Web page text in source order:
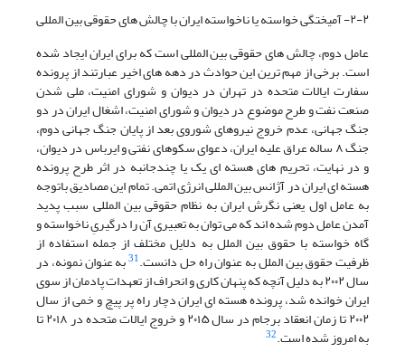
۲-۲- آمیختگی خواسته یا ناخواسته ایران با چالش های حقوقی بین المللی
عامل دوم، چالش های حقوقی بین المللی است که برای ایران ایجاد شده
است. برخی از مهم ترین این حوادث در دهه های اخیر عبارتند از پرونده
سفارت ایالات متحده در تهران در دیوان و شورای امنیت، ملی شدن
صنعت نفت و طرح موضوع در دیوان و شورای امنیت، اشغال ایران در دو
جنگ جهانی، عدم خروج نیروهای شوروی بعد از پایان جنگ جهانی دوم،
جنگ ۸ ساله عراق علیه ایران، دعوای سکوهای نفتی و ایرباس در دیوان،
و در نهایت، تحریم های هسته ای یک یا چندجانبه در اثر طرح پرونده
هسته ای ایران در آژانس بین المللی انرژی اتمی. تمام این مصادیق باتوجه
به عامل اول یعنی نگرش ایران به نظام حقوقی بین المللی سبب پدید
آمدن عامل دوم شده اند که می توان به تعبیری آن را درگیریِ ناخواسته و
گاه خواسته با حقوق بین الملل به دلایل مختلف از جمله استفاده از
ظرفیت حقوق بین الملل به عنوان راه حل دانست.31به عنوان نمونه، در
سال ۲۰۰۲ به دلیل آنچه که پنهان کاری و انحراف از تعهدات پادمان از سوی
ایران خوانده شد، پرونده هسته ای ایران دچار راه پر پیچ و خمی از سال
۲۰۰۲ تا زمان انعقاد برجام در سال ۲۰۱۵ و خروج ایالات متحده در ۲۰۱۸ تا
به امروز شده است.32